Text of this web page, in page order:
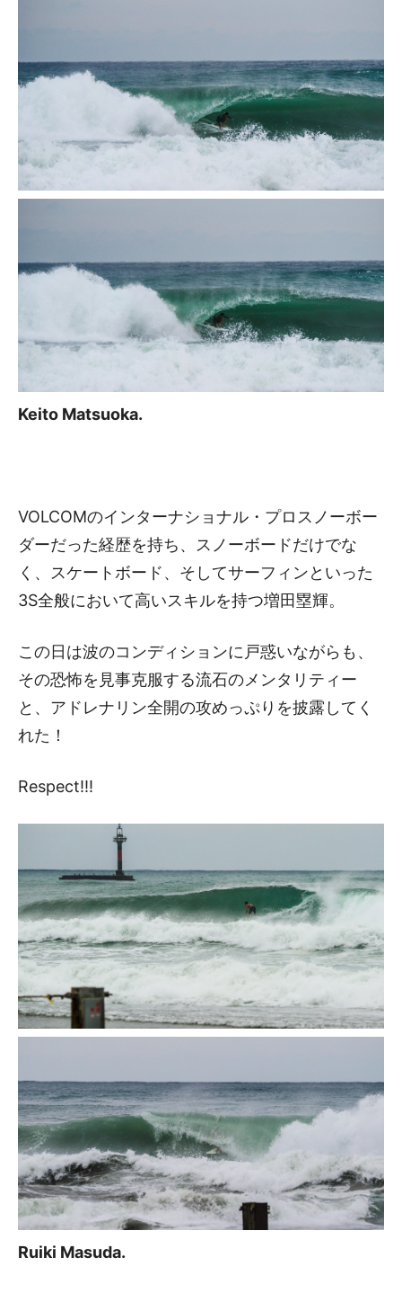
Keito Matsuoka.
VOLCOMのインターナショナル・プロスノーボー
ダーだった経歴を持ち、スノーボードだけでな
く、スケートボード、そしてサーフィンといった
3S全般において高いスキルを持つ増田塁輝。
この日は波のコンディションに戸惑いながらも、
その恐怖を見事克服する流石のメンタリティー
と、アドレナリン全開の攻めっぷりを披露してく
れた！
Respect!!!
Ruiki Masuda.